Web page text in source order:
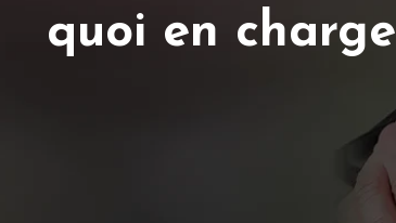
quoi en charge